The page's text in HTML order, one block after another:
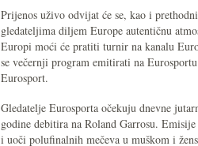
Prijenos uživo odvijat će se, kao i
gledateljima diljem Europe autentičnu
Europi moći će pratiti turnir na kanalu
se večernji program emitirati na
Eurosport.
Gledatelje Eurosporta očekuju dnevne
godine debitira na Roland Garrosu.
i uoči polufinalnih mečeva u muškom i